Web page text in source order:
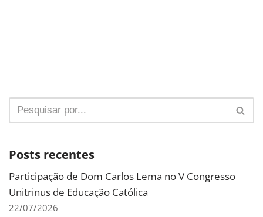
Posts recentes
Participação de Dom Carlos Lema no V Congresso
Unitrinus de Educação Católica
22/07/2026